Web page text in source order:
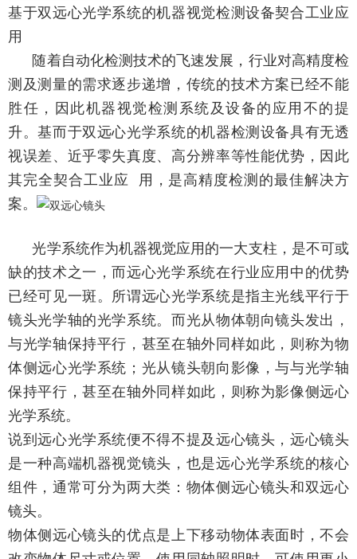
基于双远心光学系统的机器视觉检测设备契合工业应
用
随着自动化检测技术的飞速发展，行业对高精度检
测及测量的需求逐步递增，传统的技术方案已经不能
胜任，因此机器视觉检测系统及设备的应用不的提
升。基而于双远心光学系统的机器检测设备具有无透
视误差、近乎零失真度、高分辨率等性能优势，因此
其完全契合工业应 用，是高精度检测的最佳解决方
案。
光学系统作为机器视觉应用的一大支柱，是不可或
缺的技术之一，而远心光学系统在行业应用中的优势
已经可见一斑。所谓远心光学系统是指主光线平行于
镜头光学轴的光学系统。而光从物体朝向镜头发出，
与光学轴保持平行，甚至在轴外同样如此，则称为物
体侧远心光学系统；光从镜头朝向影像，与与光学轴
保持平行，甚至在轴外同样如此，则称为影像侧远心
光学系统。
说到远心光学系统便不得不提及远心镜头，远心镜头
是一种高端机器视觉镜头，也是远心光学系统的核心
组件，通常可分为两大类：物体侧远心镜头和双远心
镜头。
物体侧远心镜头的优点是上下移动物体表面时，不会